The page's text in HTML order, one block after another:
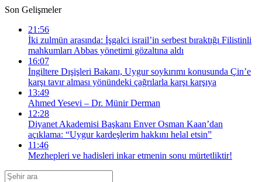
Son Gelişmeler
21:56
İki zulmün arasında: İşgalci israil’in serbest bıraktığı Filistinli
mahkumları Abbas yönetimi gözaltına aldı
16:07
İngiltere Dışişleri Bakanı, Uygur soykırımı konusunda Çin’e
karşı tavır alması yönündeki çağrılarla karşı karşıya
13:49
Ahmed Yesevi – Dr. Münir Derman
12:28
Diyanet Akademisi Başkanı Enver Osman Kaan’dan
açıklama: “Uygur kardeşlerim hakkını helal etsin”
11:46
Mezhepleri ve hadisleri inkar etmenin sonu mürtetliktir!